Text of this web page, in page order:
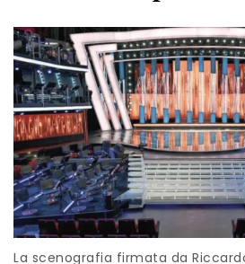
La scenografia firmata da